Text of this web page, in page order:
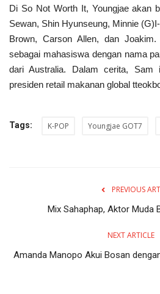
Di So Not Worth It, Youngjae akan
Sewan, Shin Hyunseung, Minnie
Brown, Carson Allen, dan Joakim.
sebagai mahasiswa dengan nama
dari Australia. Dalam cerita, Sam
presiden retail makanan global
Tags: K-POP Youngjae GOT7
PREVIOUS
Mix Sahaphap, Aktor Muda
NEXT ARTICLE
Amanda Manopo Akui Bosan